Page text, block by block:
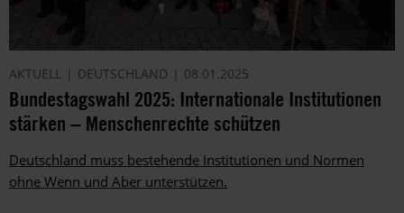
AKTUELL DEUTSCHLAND 08.01.2025
Bundestagswahl 2025: Internationale Institutionen
stärken – Menschenrechte schützen
Deutschland muss bestehende Institutionen und Normen
ohne Wenn und Aber unterstützen.